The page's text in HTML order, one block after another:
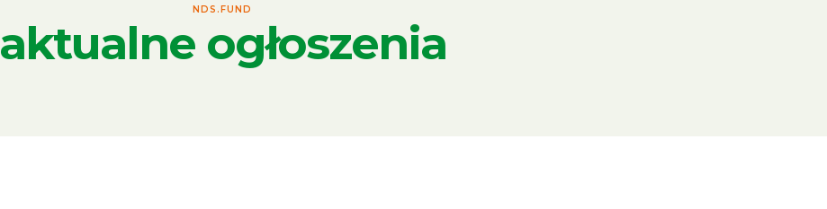
NDS.FUND
aktualne ogłoszenia